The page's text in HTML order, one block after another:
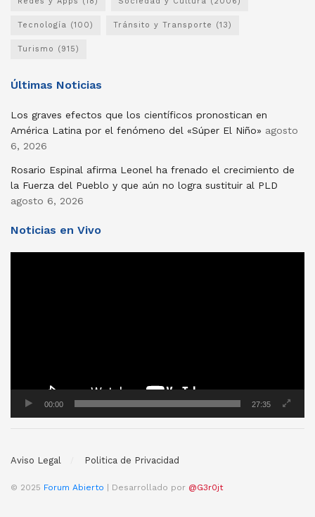
Tecnología (100) Tránsito y Transporte (13)
Turismo (915)
Últimas Noticias
Los graves efectos que los científicos pronostican en
América Latina por el fenómeno del «Súper El Niño» agosto
6, 2026
Rosario Espinal afirma Leonel ha frenado el crecimiento de
la Fuerza del Pueblo y que aún no logra sustituir al PLD
agosto 6, 2026
Noticias en Vivo
00:00 27:35
Aviso Legal Politica de Privacidad
© 2025 Forum Abierto | Desarrollado por @G3r0jt